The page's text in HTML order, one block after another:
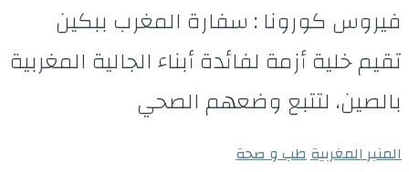
فيروس كورونا : سفارة المغرب ببكين
تقيم خلية أزمة لفائدة أبناء الجالية المغربية
بالصين، لتتبع وضعهم الصحي
المنبر المغربيةطب و صحة